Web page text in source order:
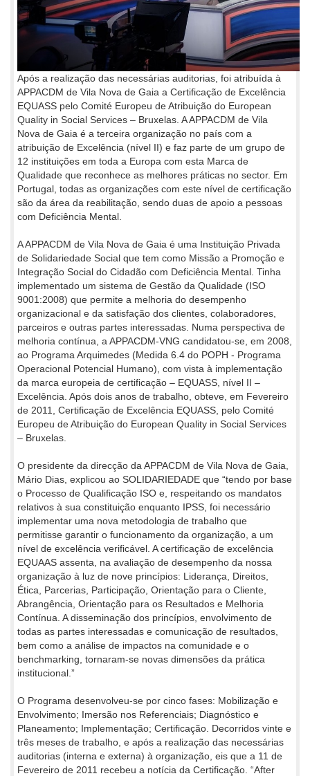
Após a realização das necessárias auditorias, foi atribuída à
APPACDM de Vila Nova de Gaia a Certificação de Excelência
EQUASS pelo Comité Europeu de Atribuição do European
Quality in Social Services – Bruxelas. A APPACDM de Vila
Nova de Gaia é a terceira organização no país com a
atribuição de Excelência (nível II) e faz parte de um grupo de
12 instituições em toda a Europa com esta Marca de
Qualidade que reconhece as melhores práticas no sector. Em
Portugal, todas as organizações com este nível de certificação
são da área da reabilitação, sendo duas de apoio a pessoas
com Deficiência Mental.
A APPACDM de Vila Nova de Gaia é uma Instituição Privada
de Solidariedade Social que tem como Missão a Promoção e
Integração Social do Cidadão com Deficiência Mental. Tinha
implementado um sistema de Gestão da Qualidade (ISO
9001:2008) que permite a melhoria do desempenho
organizacional e da satisfação dos clientes, colaboradores,
parceiros e outras partes interessadas. Numa perspectiva de
melhoria contínua, a APPACDM-VNG candidatou-se, em 2008,
ao Programa Arquimedes (Medida 6.4 do POPH - Programa
Operacional Potencial Humano), com vista à implementação
da marca europeia de certificação – EQUASS, nível II –
Excelência. Após dois anos de trabalho, obteve, em Fevereiro
de 2011, Certificação de Excelência EQUASS, pelo Comité
Europeu de Atribuição do European Quality in Social Services
– Bruxelas.
O presidente da direcção da APPACDM de Vila Nova de Gaia,
Mário Dias, explicou ao SOLIDARIEDADE que “tendo por base
o Processo de Qualificação ISO e, respeitando os mandatos
relativos à sua constituição enquanto IPSS, foi necessário
implementar uma nova metodologia de trabalho que
permitisse garantir o funcionamento da organização, a um
nível de excelência verificável. A certificação de excelência
EQUAAS assenta, na avaliação de desempenho da nossa
organização à luz de nove princípios: Liderança, Direitos,
Ética, Parcerias, Participação, Orientação para o Cliente,
Abrangência, Orientação para os Resultados e Melhoria
Contínua. A disseminação dos princípios, envolvimento de
todas as partes interessadas e comunicação de resultados,
bem como a análise de impactos na comunidade e o
benchmarking, tornaram-se novas dimensões da prática
institucional.”
O Programa desenvolveu-se por cinco fases: Mobilização e
Envolvimento; Imersão nos Referenciais; Diagnóstico e
Planeamento; Implementação; Certificação. Decorridos vinte e
três meses de trabalho, e após a realização das necessárias
auditorias (interna e externa) à organização, eis que a 11 de
Fevereiro de 2011 recebeu a notícia da Certificação. “After